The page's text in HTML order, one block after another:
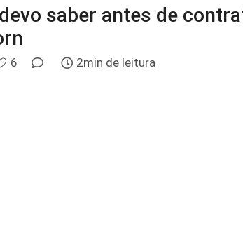
saber antes de
6 2min de leitura